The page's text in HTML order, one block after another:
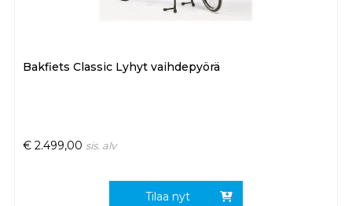
Bakfiets Classic Lyhyt vaihdepyörä
€ 2.499,00 sis. alv
Tilaa nyt